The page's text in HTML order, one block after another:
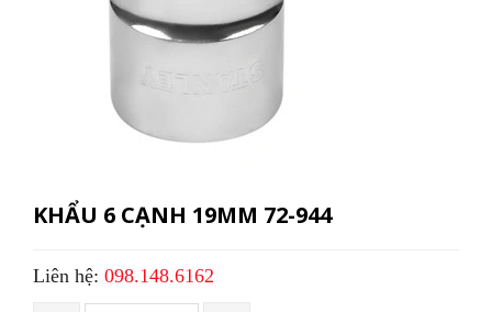
KHẨU 6 CẠNH 19MM 72-944
Liên hệ: 098.148.6162